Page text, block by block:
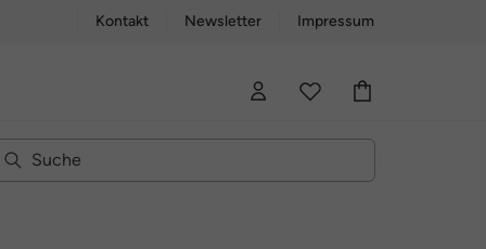
Kontakt Newsletter Impressum